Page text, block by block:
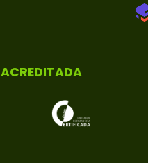
ACREDITADA